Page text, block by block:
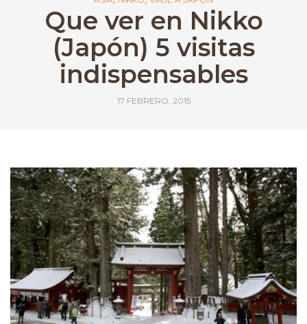
Que ver en Nikko
(Japón) 5 visitas
indispensables
17 FEBRERO, 2015